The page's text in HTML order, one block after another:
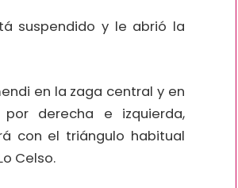
suspendido y le abrió la
en la zaga central y en
derecha e izquierda,
con el triángulo habitual
Celso.